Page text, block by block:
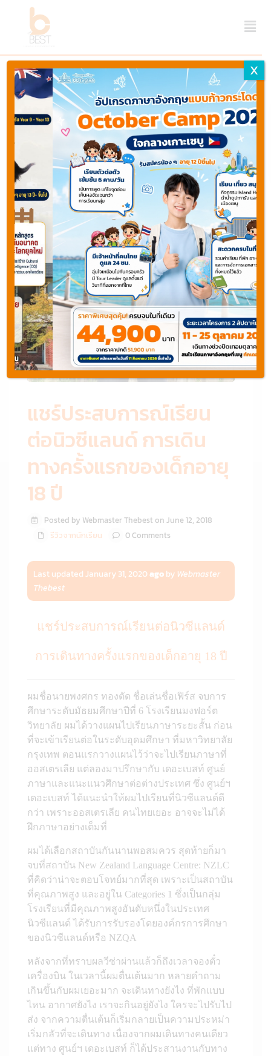
Home
รีวิวจากนักเรียน
แชร์ประสบการณ์เรียนต่อนิวซีแลนด์ การเดินทางครั้ง
แรกของเด็กอายุ 18 ปี
Previous Next
แชร์ประสบการณ์เรียน
ต่อนิวซีแลนด์ การเดิน
ทางครั้งแรกของเด็กอายุ
18 ปี
Posted by Webmaster Thebest on June 12, 2018
รีวิวจากนักเรียน
0 Comments
Last updated January 31, 2020agoby Webmaster
Thebest
แชร์ประสบการณ์เรียนต่อนิวซีแลนด์
การเดินทางครั้งแรกของเด็กอายุ 18 ปี
ผมชื่อนายพงศกร ทองตัด ชื่อเล่นชื่อเฟิร์ส จบการ
ศึกษาระดับมัธยมศึกษาปีที่ 6 โรงเรียนมงฟอร์ต
วิทยาลัย ผมได้วางแผนไปเรียนภาษาระยะสั้น ก่อน
ที่จะเข้าเรียนต่อในระดับอุดมศึกษา ที่มหาวิทยาลัย
กรุงเทพ ตอนแรกวางแผนไว้ว่าจะไปเรียนภาษาที่
ออสเตรเลีย แต่ลองมาปรึกษากับ เดอะเบสท์ ศูนย์
ภาษาและแนะแนวศึกษาต่อต่างประเทศ ซึ่ง ศูนย์ฯ
เดอะเบสท์ ได้แนะนำให้ผมไปเรียนที่นิวซีแลนด์ดี
กว่า เพราะออสเตรเลีย คนไทยเยอะ อาจจะไม่ได้
ฝึกภาษาอย่างเต็มที่
ผมได้เลือกสถาบันกันนานพอสมควร สุดท้ายก็มา
จบที่สถาบัน New Zealand Language Centre: NZLC
ที่คิดว่าน่าจะตอบโจทย์มากที่สุด เพราะเป็นสถาบัน
ที่คุณภาพสูง และอยู่ใน Categories 1 ซึ่งเป็นกลุ่ม
โรงเรียนที่มีคุณภาพสูงอันดับหนึ่งในประเทศ
นิวซีแลนด์ ได้รับการรับรองโดยองค์กรการศึกษา
ของนิวซีแลนด์หรือ NZQA
หลังจากที่ทราบผลวีซ่าผ่านแล้วก็ถึงเวลาจองตั๋ว
เครื่องบิน ในเวลานี้ผมตื่นเต้นมาก หลายคำถาม
เกินขึ้นกับผมเยอะมาก จะเดินทางยังไง ที่พักแบบ
ไหน อากาศยังไง เราจะกินอยู่ยังไง ใครจะไปรับไป
ส่ง จากความตื่นเต้นก็เริ่มกลายเป็นความประหม่า
เริ่มกลัวที่จะเดินทาง เนื่องจากผมเดินทางคนเดียว
แต่ทาง ศูนย์ฯ เดอะเบสท์ ก็ได้ประสานงานกับทาง
X